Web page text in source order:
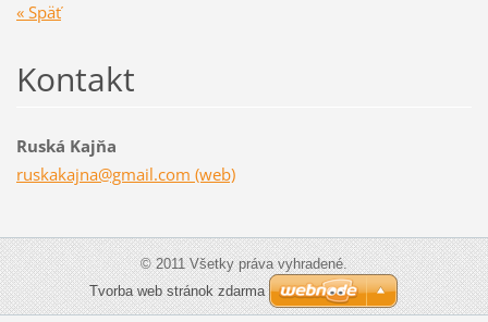
« Späť
Kontakt
Ruská Kajňa
ruskakajna@gmail.com (web)
© 2011 Všetky práva vyhradené.
Tvorba web stránok zdarma